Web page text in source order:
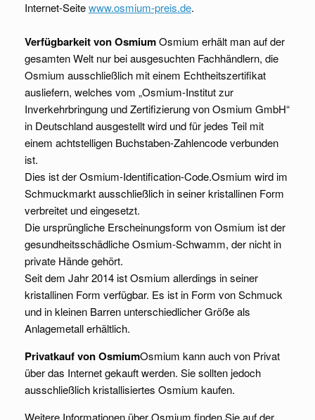
Internet-Seitewww.osmium-preis.de.
Verfügbarkeit von OsmiumOsmium erhält man auf der
gesamten Welt nur bei ausgesuchten Fachhändlern, die
Osmium ausschließlich mit einem Echtheitszertifikat
ausliefern, welches vom „Osmium-Institut zur
Inverkehrbringung und Zertifizierung von Osmium GmbH“
in Deutschland ausgestellt wird und für jedes Teil mit
einem achtstelligen Buchstaben-Zahlencode verbunden
ist.
Dies ist der Osmium-Identification-Code.Osmium wird im
Schmuckmarkt ausschließlich in seiner kristallinen Form
verbreitet und eingesetzt.
Die ursprüngliche Erscheinungsform von Osmium ist der
gesundheitsschädliche Osmium-Schwamm, der nicht in
private Hände gehört.
Seit dem Jahr 2014 ist Osmium allerdings in seiner
kristallinen Form verfügbar. Es ist in Form von Schmuck
und in kleinen Barren unterschiedlicher Größe als
Anlagemetall erhältlich.
Privatkauf von OsmiumOsmium kann auch von Privat
über das Internet gekauft werden. Sie sollten jedoch
ausschließlich kristallisiertes Osmium kaufen.
Weitere Informationen über Osmium finden Sie auf der